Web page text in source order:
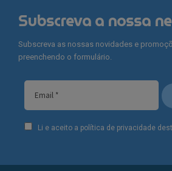
Subscreva a nossa
Subscreva as nossas novidades e
preenchendo o formulário.
Li e aceito a política de privacidade